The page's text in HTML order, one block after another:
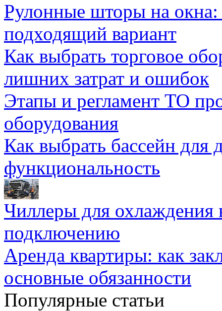
Рулонные шторы на
подходящий вариант
Как выбрать торговое
лишних затрат и ошибок
Этапы и регламент ТО
оборудования
Как выбрать бассейн для
функциональность
Чиллеры для охлаждения
подключению
Аренда квартиры: как
основные обязанности
Популярные статьи